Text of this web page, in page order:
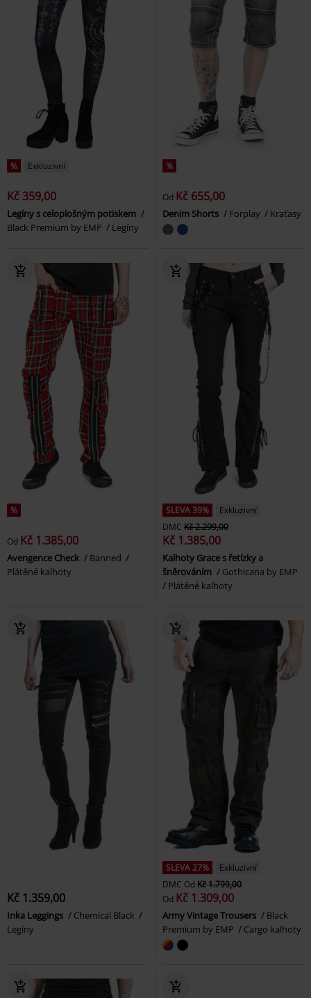
% Exkluzivní
Kč 359,00
Legíny s celoplošným potiskem
Black Premium by EMP
Legíny
%
Od Kč 655,00
Denim Shorts Forplay Kraťasy
%
Od Kč 1.385,00
Avengence Check
Banned
Plátěné kalhoty
SLEVA 39%
Exkluzivní
DMC Kč 2.299,00
Kč 1.385,00
Kalhoty Grace s řetízky a
šněrováním
Gothicana by EMP
Plátěné kalhoty
Kč 1.359,00
Inka Leggings
Chemical Black
Legíny
SLEVA 27%
Exkluzivní
DMC Od Kč 1.799,00
Od Kč 1.309,00
Army Vintage Trousers
Black
Premium by EMP
Cargo kalhoty